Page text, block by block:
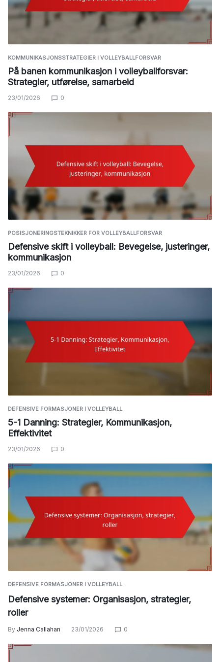
KOMMUNIKASJONSSTRATEGIER I VOLLEYBALLFORSVAR
På banen kommunikasjon i volleyballforsvar:
Strategier, utførelse, samarbeid
23/01/2026 0
POSISJONERINGSTEKNIKKER FOR VOLLEYBALLFORSVAR
Defensive skift i volleyball: Bevegelse, justeringer,
kommunikasjon
23/01/2026 0
DEFENSIVE FORMASJONER I VOLLEYBALL
5-1 Danning: Strategier, Kommunikasjon,
Effektivitet
23/01/2026 0
DEFENSIVE FORMASJONER I VOLLEYBALL
Defensive systemer: Organisasjon, strategier,
roller
By Jenna Callahan 23/01/2026 0